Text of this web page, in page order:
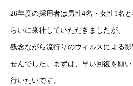
26年度の採用者は男性4名・女性1名
らいに来社していただきましたが、
残念ながら流行りのウィルスによる
せんでした。まずは、早い回復を願
行いたいです。